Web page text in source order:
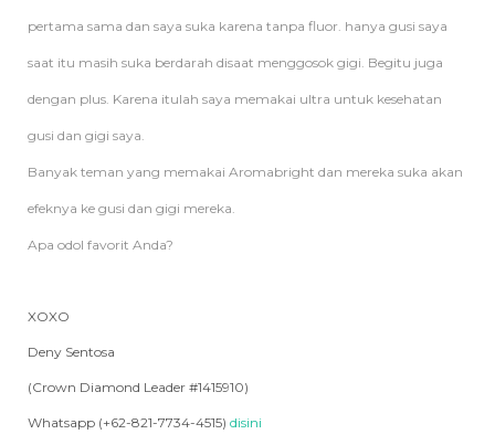
pertama sama dan saya suka karena tanpa fluor. hanya gusi saya
saat itu masih suka berdarah disaat menggosok gigi. Begitu juga
dengan plus. Karena itulah saya memakai ultra untuk kesehatan
gusi dan gigi saya.
Banyak teman yang memakai Aromabright dan mereka suka akan
efeknya ke gusi dan gigi mereka.
Apa odol favorit Anda?
XOXO
Deny Sentosa
(Crown Diamond Leader #1415910)
Whatsapp (+62-821-7734-4515) disini